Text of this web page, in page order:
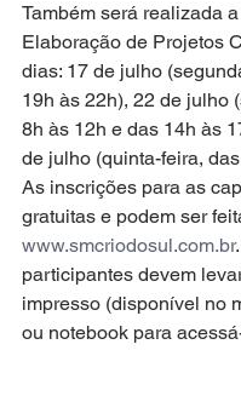
Também será realizada
Elaboração de Projetos
dias: 17 de julho
19h às 22h), 22 de julho
8h às 12h e das 14h às
de julho (quinta-feira,
As inscrições para as
gratuitas e podem ser
www.smcriodosul.com.br
participantes devem
impresso (disponível no
ou notebook para